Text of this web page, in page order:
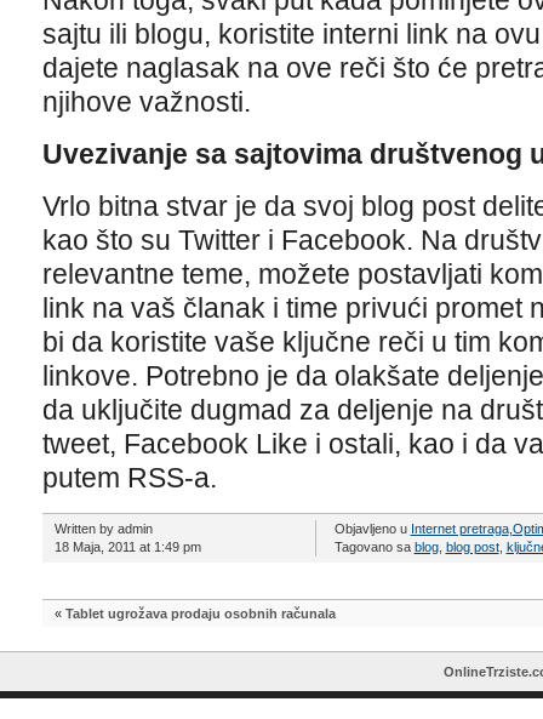
sajtu ili blogu, koristite interni link na
dajete naglasak na ove reči što će
njihove važnosti.
Uvezivanje sa sajtovima društvenog
Vrlo bitna stvar je da svoj blog post
kao što su Twitter i Facebook. Na
relevantne teme, možete postavljati
link na vaš članak i time privući promet
bi da koristite vaše ključne reči u tim
linkove. Potrebno je da olakšate
da uključite dugmad za deljenje na
tweet, Facebook Like i ostali, kao i da
putem RSS-a.
Written by admin
18 Maja, 2011 at 1:49 pm
Objavljeno u Internet pretraga,
Tagovano sa blog, blog post,
« Tablet ugrožava prodaju osobnih računala